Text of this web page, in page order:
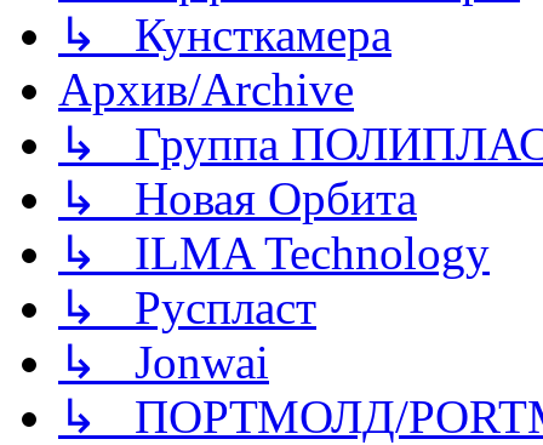
↳ Кунсткамера
Архив/Archive
↳ Группа
↳ Новая Орбита
↳ ILMA Technology
↳ Руспласт
↳ Jonwai
↳ ПОРТМОЛД/